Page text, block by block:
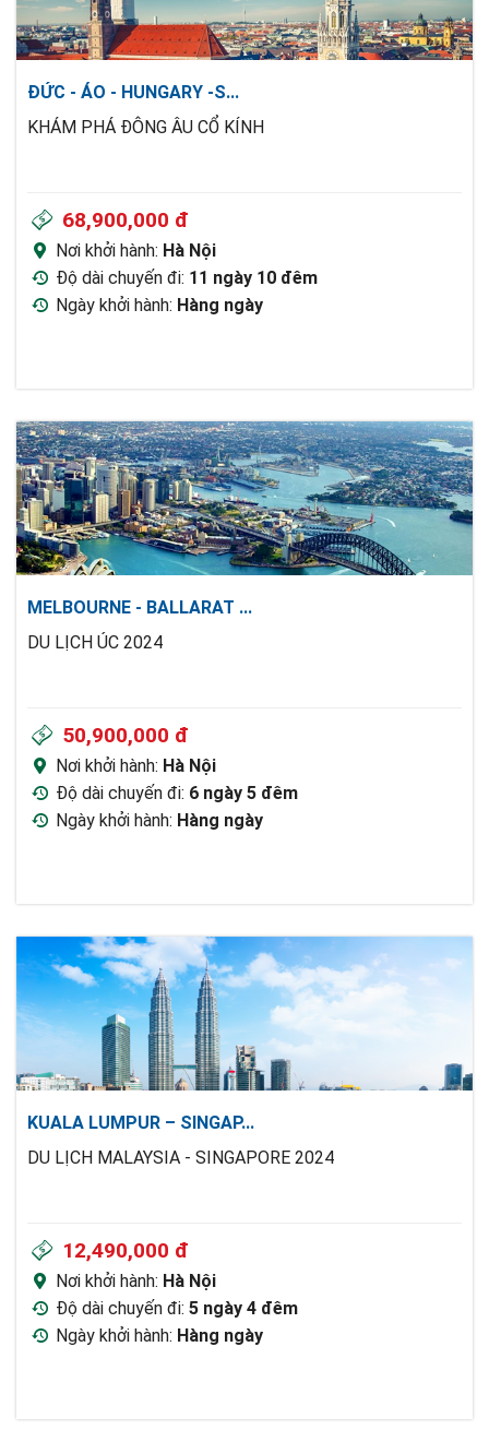
ĐỨC - ÁO - HUNGARY -S...
KHÁM PHÁ ĐÔNG ÂU CỔ KÍNH
68,900,000 đ
Nơi khởi hành: Hà Nội
Độ dài chuyến đi: 11 ngày 10 đêm
Ngày khởi hành: Hàng ngày
MELBOURNE - BALLARAT ...
DU LỊCH ÚC 2024
50,900,000 đ
Nơi khởi hành: Hà Nội
Độ dài chuyến đi: 6 ngày 5 đêm
Ngày khởi hành: Hàng ngày
KUALA LUMPUR – SINGAP...
DU LỊCH MALAYSIA - SINGAPORE 2024
12,490,000 đ
Nơi khởi hành: Hà Nội
Độ dài chuyến đi:5 ngày 4 đêm
Ngày khởi hành: Hàng ngày